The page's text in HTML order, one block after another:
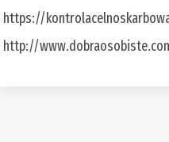
https://
http://